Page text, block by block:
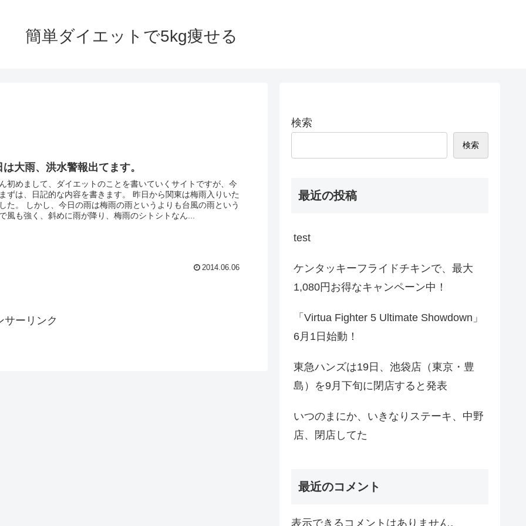
簡単ダイエットで5kg痩せる
は大雨、洪水警報出てます。
初めまして、ダイエットのことを書いていくサイトですが、今
ずは、日記的な内容を書きます。 昨日から関東は梅雨入りいた
た。 しかし、今日の雨は梅雨の雨というよりも台風の雨という
風も強く、斜めに雨が降り、梅雨のシトシトなん...
2014.06.06
サーリンク
検索
検索
最近の投稿
test
ケンタッキーフライドチキンで、最大
1,080円お得なキャンペーン中！
「Virtua Fighter 5 Ultimate Showdown」
6月1日始動！
東急ハンズは19日、池袋店（東京・豊
島）を9月下旬に閉店すると発表
いつのまにか、いきなりステーキ、中野
店、閉店してた
最近のコメント
表示できるコメントはありません。